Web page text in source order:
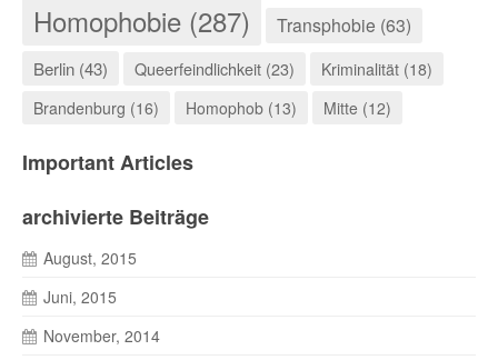
Homophobie (287)
Transphobie (63)
Berlin (43) Queerfeindlichkeit (23)
Kriminalität (18)
Brandenburg (16)
Homophob (13) Mitte (12)
Important Articles
archivierte Beiträge
August, 2015
Juni, 2015
November, 2014